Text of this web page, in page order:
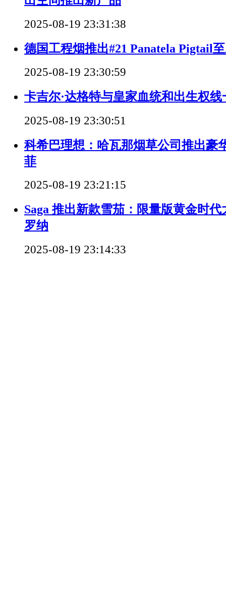
2025-08-19 23:31:38
德国工程烟推出#21 Panatela Pigtail
2025-08-19 23:30:59
卡吉尔·达格特与皇家血统和出生权
2025-08-19 23:30:51
科希巴理想：哈瓦那烟草公司推出豪
菲
2025-08-19 23:21:15
Saga 推出新款雪茄：限量版黄金时代
罗纳
2025-08-19 23:14:33